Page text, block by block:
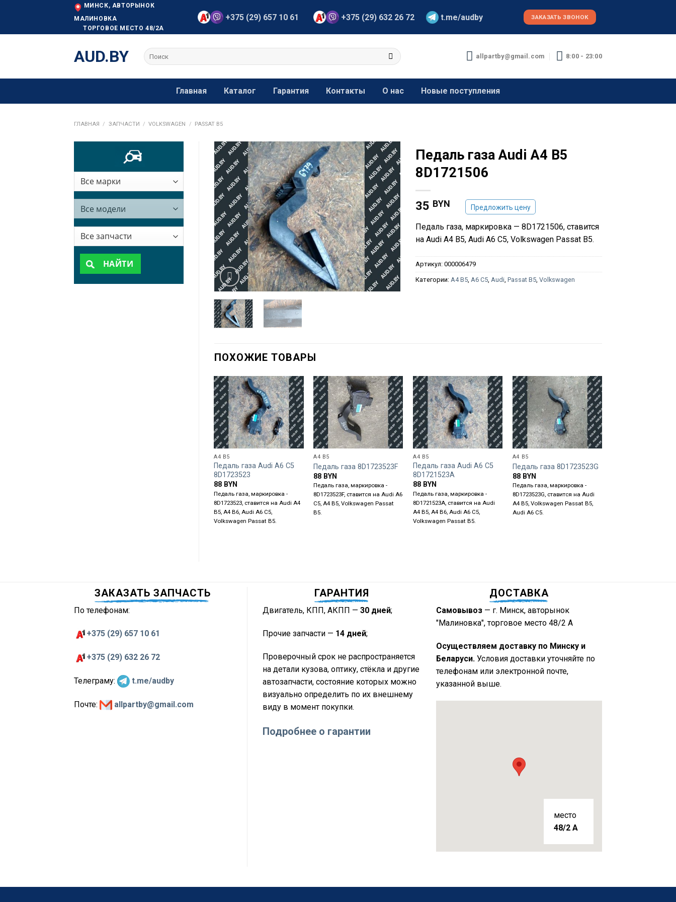
МИНСК, АВТОРЫНОК
МАЛИНОВКА
ТОРГОВОЕ МЕСТО 48/2А
+375 (29) 657 10 61 +375 (29) 632 26 72 t.me/audby ЗАКАЗАТЬ ЗВОНОК
AUD.BY Искать: allpartby@gmail.com 8:00 - 23:00
Главная Каталог Гарантия Контакты О нас Новые поступления
ГЛАВНАЯ / ЗАПЧАСТИ / VOLKSWAGEN / PASSAT B5
НАЙТИ
Педаль газа Audi A4 B5
8D1721506
35 BYN Предложить цену
Педаль газа, маркировка — 8D1721506, ставится
на Audi A4 B5, Audi A6 C5, Volkswagen Passat B5.
Артикул:000006479
Категории: A4 B5 A6 C5 Audi ,Passat B5 ,Volkswagen
ПОХОЖИЕ ТОВАРЫ
A4 B5
Педаль газа Audi A6 C5
8D1723523
88 BYN
Педаль газа, маркировка -
8D1723523, ставится на Audi A4
B5, A4 B6, Audi A6 C5,
Volkswagen Passat B5.
A4 B5
Педаль газа 8D1723523F
88 BYN
Педаль газа, маркировка -
8D1723523F, ставится на Audi A6
C5, A4 B5, Volkswagen Passat
B5.
A4 B5
Педаль газа Audi A6 C5
8D1721523A
88 BYN
Педаль газа, маркировка -
8D1721523A, ставится на Audi
A4 B5, A4 B6, Audi A6 C5,
Volkswagen Passat B5.
A4 B5
Педаль газа 8D1723523G
88 BYN
Педаль газа, маркировка -
8D1723523G, ставится на Audi
A4 B5, Volkswagen Passat B5,
Audi A6 C5.
ЗАКАЗАТЬ ЗАПЧАСТЬ
По телефонам:
+375 (29) 657 10 61
+375 (29) 632 26 72
Телеграму: t.me/audby
Почте: allpartby@gmail.com
ГАРАНТИЯ
Двигатель, КПП, АКПП — 30 дней;
Прочие запчасти — 14 дней;
Проверочный срок не распространяется
на детали кузова, оптику, стёкла и другие
автозапчасти, состояние которых можно
визуально определить по их внешнему
виду в момент покупки.
Подробнее о гарантии
ДОСТАВКА
Самовывоз— г. Минск, авторынок
"Малиновка", торговое место 48/2 А
Осуществляем доставку по Минску и
Беларуси.Условия доставки уточняйте по
телефонам или электронной почте,
указанной выше.
место
48/2 A